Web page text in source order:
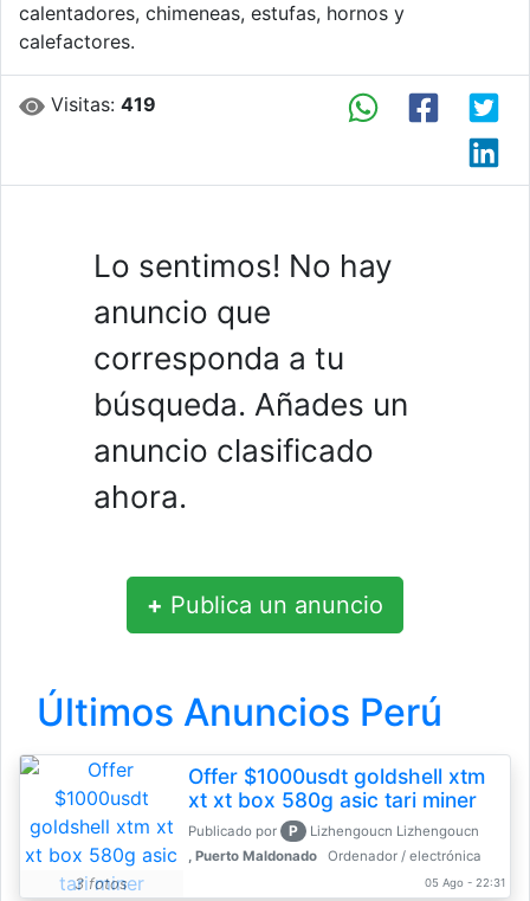
calentadores, chimeneas, estufas, hornos y
calefactores.
Visitas:419
Lo sentimos! No hay
anuncio que
corresponda a tu
búsqueda. Añades un
anuncio clasificado
ahora.
+ Publica un anuncio
Últimos Anuncios Perú
3 fotos
Offer $1000usdt goldshell xtm
xt xt box 580g asic tari miner
Publicado por P
Lizhengoucn Lizhengoucn
, Puerto Maldonado
Ordenador / electrónica
05 Ago - 22:31